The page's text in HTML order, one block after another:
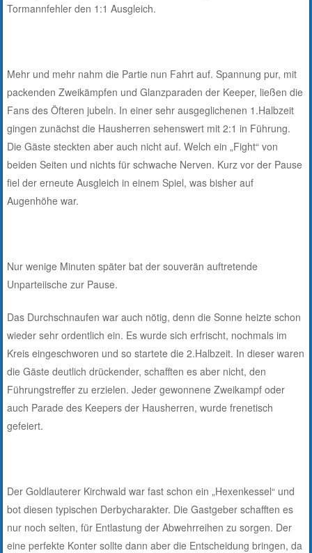
Tormannfehler den 1:1 Ausgleich.
Mehr und mehr nahm die Partie nun Fahrt auf. Spannung pur, mit
packenden Zweikämpfen und Glanzparaden der Keeper, ließen die
Fans des Öfteren jubeln. In einer sehr ausgeglichenen 1.Halbzeit
gingen zunächst die Hausherren sehenswert mit 2:1 in Führung.
Die Gäste steckten aber auch nicht auf. Welch ein „Fight“ von
beiden Seiten und nichts für schwache Nerven. Kurz vor der Pause
fiel der erneute Ausgleich in einem Spiel, was bisher auf
Augenhöhe war.
Nur wenige Minuten später bat der souverän auftretende
Unparteiische zur Pause.
Das Durchschnaufen war auch nötig, denn die Sonne heizte schon
wieder sehr ordentlich ein. Es wurde sich erfrischt, nochmals im
Kreis eingeschworen und so startete die 2.Halbzeit. In dieser waren
die Gäste deutlich drückender, schafften es aber nicht, den
Führungstreffer zu erzielen. Jeder gewonnene Zweikampf oder
auch Parade des Keepers der Hausherren, wurde frenetisch
gefeiert.
Der Goldlauterer Kirchwald war fast schon ein „Hexenkessel“ und
bot diesen typischen Derbycharakter. Die Gastgeber schafften es
nur noch selten, für Entlastung der Abwehrreihen zu sorgen. Der
eine perfekte Konter sollte dann aber die Entscheidung bringen, da